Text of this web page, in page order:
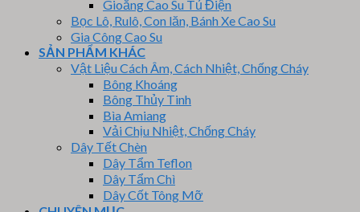
Gioăng Cao Su Tủ Điện
Bọc Lô, Rulô, Con lăn, Bánh Xe Cao Su
Gia Công Cao Su
SẢN PHẨM KHÁC
Vật Liệu Cách Âm, Cách Nhiệt, Chống Cháy
Bông Khoáng
Bông Thủy Tinh
Bìa Amiang
Vải Chịu Nhiệt, Chống Cháy
Dây Tết Chèn
Dây Tẩm Teflon
Dây Tẩm Chì
Dây Cốt Tông Mỡ